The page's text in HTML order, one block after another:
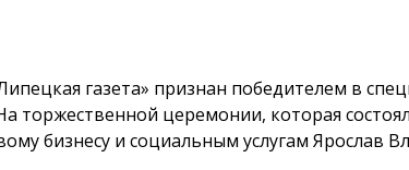
газета» признан победителем в
торжественной церемонии, которая
бизнесу и социальным услугам Ярослав